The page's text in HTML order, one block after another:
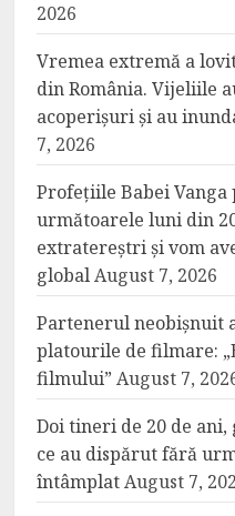
2026
Vremea extremă a
din România. Vijeliile
acoperișuri și au
7, 2026
Profețiile Babei
următoarele luni din
extratereștri și vom
globalAugust 7, 2026
Partenerul neobișnuit
platourile de filmare:
filmului” August 7,
Doi tineri de 20 de
ce au dispărut fără
întâmplatAugust 7,